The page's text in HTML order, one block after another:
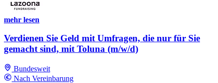
mehr lesen
Verdienen Sie Geld mit Umfragen, die nur für Sie
gemacht sind, mit Toluna (m/w/d)
Bundesweit
Nach Vereinbarung